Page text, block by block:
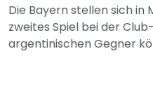
Die Bayern stellen sich in
zweites Spiel bei der
argentinischen Gegner